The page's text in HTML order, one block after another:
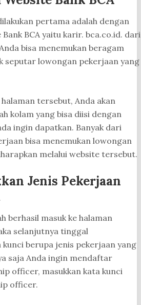
pertama adalah dengan
BCA yaitu karir. bca.co.id. dari
bisa menemukan beragam
seputar lowongan pekerjaan yang
tersebut, Anda akan
kolam yang bisa diisi dengan
ingin dapatkan. Banyak dari
bisa menemukan lowongan
melalui website tersebut.
Jenis Pekerjaan
berhasil masuk ke halaman
selanjutnya tinggal
kunci berupa jenis pekerjaan yang
saja Anda ingin mendaftar
officer, masukkan kata kunci
officer.